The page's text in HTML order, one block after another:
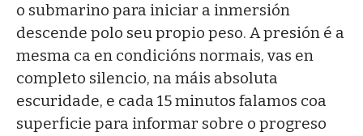
o submarino para iniciar a inmersión
descende polo seu propio peso. A presión é a
mesma ca en condicións normais, vas en
completo silencio, na máis absoluta
escuridade, e cada 15 minutos falamos coa
superficie para informar sobre o progreso